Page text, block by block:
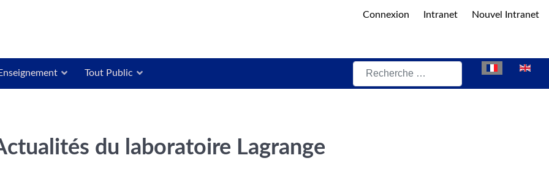
Connexion Intranet Nouvel Intranet
Tout Public
Rechercher Sélectionnez
du laboratoire Lagrange